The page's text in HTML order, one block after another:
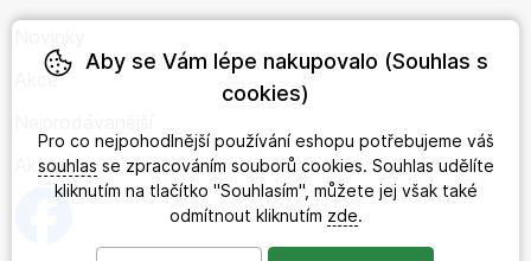
Akce
Aktuality
Aby se Vám lépe nakupovalo (Souhlas s
cookies)
Pro co nejpohodlnější používání eshopu potřebujeme váš
souhlas se zpracováním souborů cookies. Souhlas udělíte
kliknutím na tlačítko "Souhlasím", můžete jej však také
odmítnout kliknutím zde.